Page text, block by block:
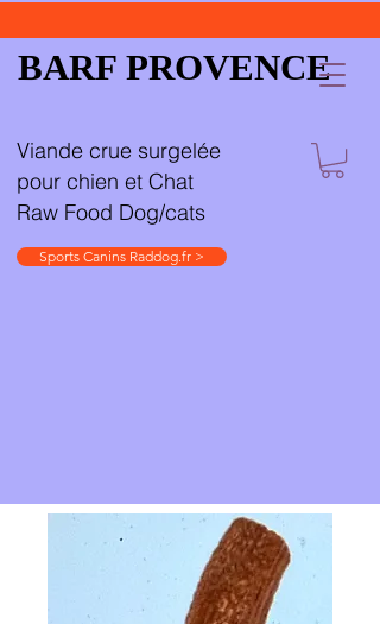
BARF PROVENCE
Viande crue surgelée
pour chien et Chat
Raw Food Dog/cats
Sports Canins Raddog.fr >